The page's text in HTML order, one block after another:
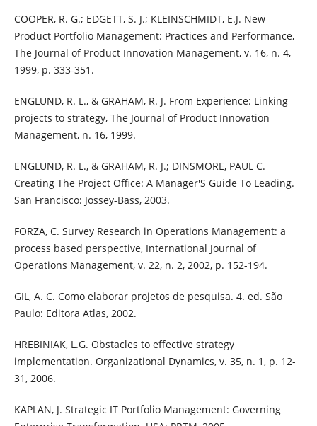
COOPER, R. G.; EDGETT, S. J.; KLEINSCHMIDT, E.J. New
Product Portfolio Management: Practices and Performance,
The Journal of Product Innovation Management, v. 16, n. 4,
1999, p. 333-351.
ENGLUND, R. L., & GRAHAM, R. J. From Experience: Linking
projects to strategy, The Journal of Product Innovation
Management, n. 16, 1999.
ENGLUND, R. L., & GRAHAM, R. J.; DINSMORE, PAUL C.
Creating The Project Office: A Manager'S Guide To Leading.
San Francisco: Jossey-Bass, 2003.
FORZA, C. Survey Research in Operations Management: a
process based perspective, International Journal of
Operations Management, v. 22, n. 2, 2002, p. 152-194.
GIL, A. C. Como elaborar projetos de pesquisa. 4. ed. São
Paulo: Editora Atlas, 2002.
HREBINIAK, L.G. Obstacles to effective strategy
implementation. Organizational Dynamics, v. 35, n. 1, p. 12-
31, 2006.
KAPLAN, J. Strategic IT Portfolio Management: Governing